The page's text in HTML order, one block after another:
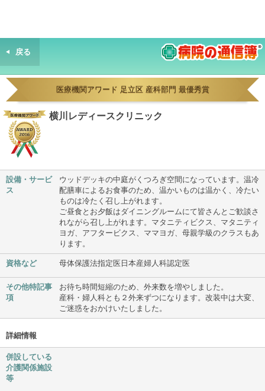
戻る
医療機関アワード 足立区 産科部門 最優秀賞
横川レディースクリニック
設備・サービ
ス
ウッドデッキの中庭がくつろぎ空間になっています。温冷
配膳車によるお食事のため、温かいものは温かく、冷たい
ものは冷たく召し上がれます。
ご昼食とお夕飯はダイニングルームにて皆さんとご歓談さ
れながら召し上がれます。マタニティビクス、マタニティ
ヨガ、アフタービクス、ママヨガ、母親学級のクラスもあ
ります。
資格など 母体保護法指定医日本産婦人科認定医
その他特記事
項
お待ち時間短縮のため、外来数を増やしました。
産科・婦人科とも２外来ずつになります。改装中は大変、
ご迷惑をおかけいたしました。
詳細情報
併設している
介護関係施設
等